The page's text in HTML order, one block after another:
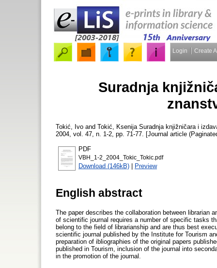
Login Create
Suradnja
Tokić, Ivo and Tokić, Ksenija Suradnja knjižničara i
2004, vol. 47, n. 1-2, pp. 71-77. [Journal article
PDF
VBH_1-2_2004_Tokic_Tokic.pdf
Download (146kB) | Preview
English abstract
The paper describes the collaboration between librarian
of scientific journal requires a number of specific tasks
belong to the field of librarianship and are thus best
scientific journal published by the Institute for Tourism
preparation of ibliographies of the original papers
published in Tourism, inclusion of the journal into
in the promotion of the journal.